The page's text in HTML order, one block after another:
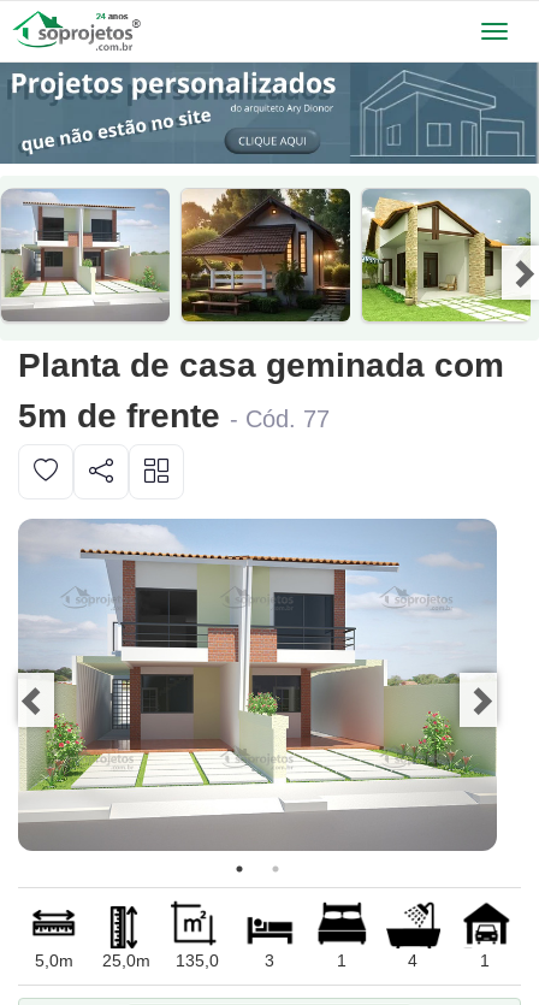
Planta de casa geminada com
5m de frente - Cód. 77
5,0m 25,0m 135,0 3 1 4 1